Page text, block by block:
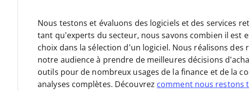
Nous testons et évaluons des logiciels et des services
tant qu’experts du secteur, nous savons combien il est
choix dans la sélection d’un logiciel. Nous réalisons
notre audience à prendre de meilleures décisions
outils pour de nombreux usages de la finance et de la
analyses complètes. Découvrez comment nous restons